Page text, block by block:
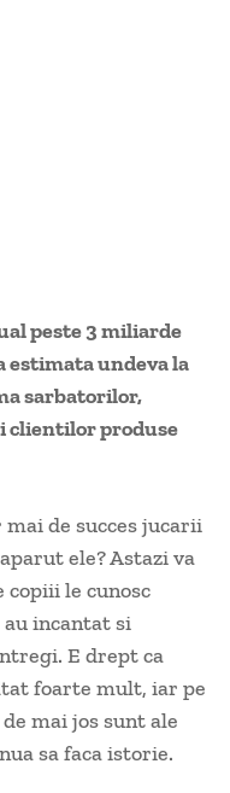
peste 3 miliarde
estimata undeva la
sarbatorilor,
clientilor produse
de succes jucarii
ele? Astazi va
le cunosc
incantat si
E drept ca
foarte mult, iar pe
mai jos sunt ale
sa faca istorie.